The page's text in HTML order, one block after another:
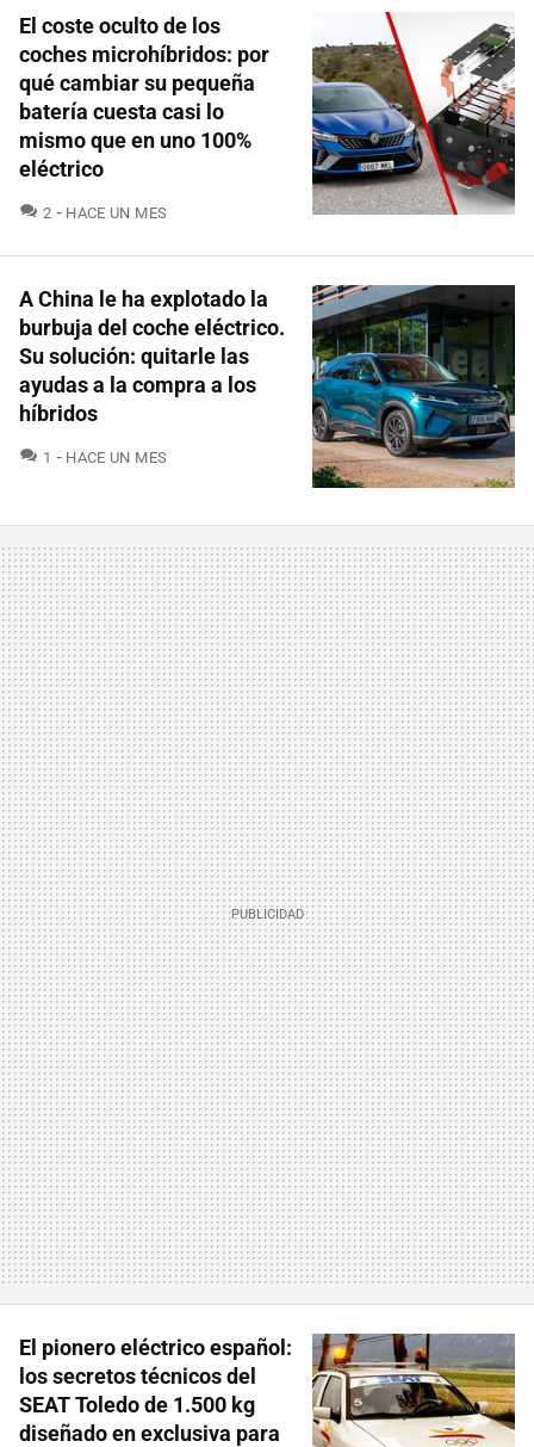
El coste oculto de los
coches microhíbridos: por
qué cambiar su pequeña
batería cuesta casi lo
mismo que en uno 100%
eléctrico
2 COMENTARIOS
HACE UN MES
A China le ha explotado la
burbuja del coche eléctrico.
Su solución: quitarle las
ayudas a la compra a los
híbridos
1 COMENTARIOS
HACE UN MES
El pionero eléctrico español:
los secretos técnicos del
SEAT Toledo de 1.500 kg
diseñado en exclusiva para